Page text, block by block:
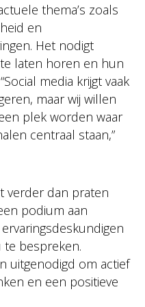
thema’s zoals
en
Het nodigt
laten horen en hun
media krijgt vaak
maar wij willen
plek worden waar
centraal staan,”
verder dan praten
podium aan
te bespreken.
uitgenodigd om actief
en een positieve